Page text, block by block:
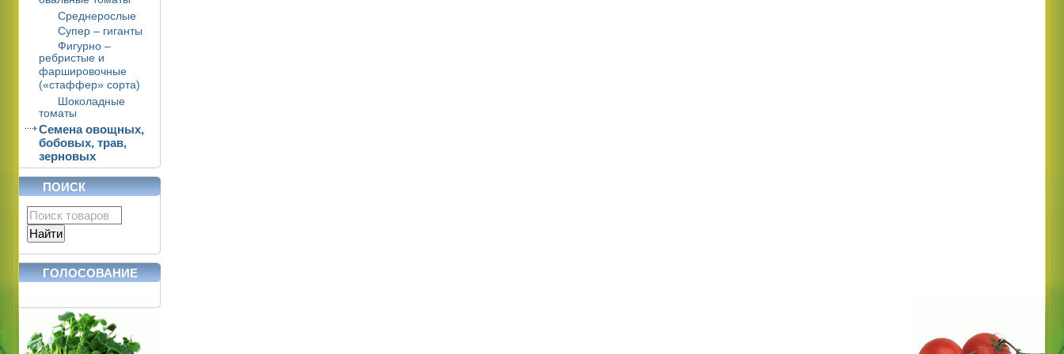
Среднерослые
Супер – гиганты
Фигурно –
ребристые и
фаршировочные
(«стаффер» сорта)
Шоколадные
томаты
Семена овощных,
бобовых, трав,
зерновых
ПОИСК
ГОЛОСОВАНИЕ